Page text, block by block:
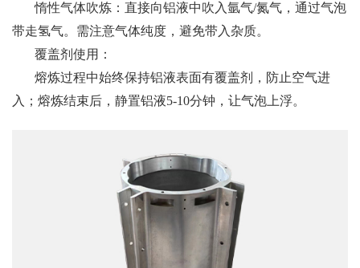
惰性气体吹炼：直接向铝液中吹入氩气/氮气，通过气泡
带走氢气。需注意气体纯度，避免带入杂质。
覆盖剂使用：
熔炼过程中始终保持铝液表面有覆盖剂，防止空气进
入；熔炼结束后，静置铝液5-10分钟，让气泡上浮。